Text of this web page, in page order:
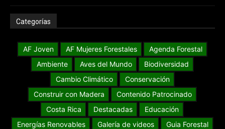
Categorías
AF Joven AF Mujeres Forestales
Agenda Forestal
Ambiente
Aves del Mundo
Biodiversidad
Cambio Climático
Conservación
Construir con Madera
Contenido Patrocinado
Costa Rica
Destacadas
Educación
Energías Renovables
Galería de videos
Guia Forestal